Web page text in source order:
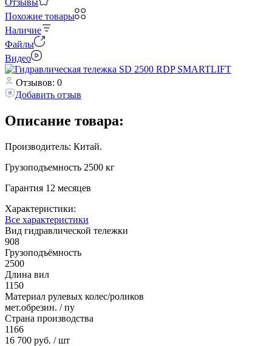
Похожие товары
Наличие
Файлы
Видео
Отзывов: 0
Добавить отзыв
Описание товара:
Производитель: Китай.
Грузоподъемность 2500 кг
Гарантия 12 месяцев
Характеристики:
Все характеристики
Вид гидравлической тележки
908
Грузоподъёмность
2500
Длина вил
1150
Материал рулевых колес/роликов
мет.обрезин. / пу
Страна производства
1166
16 700 руб. / шт